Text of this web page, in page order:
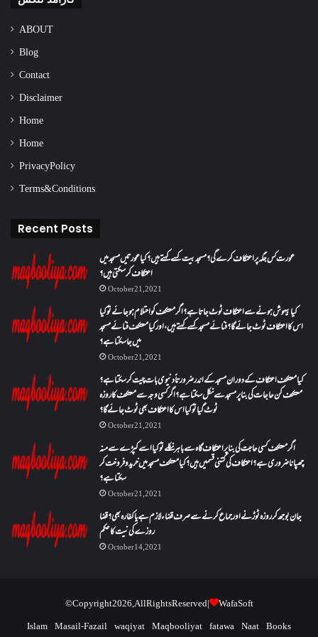
ABOUT
Blog
Contact
Disclaimer
Home
Home
Privacy Policy
Terms & Conditions
Recent Posts
عورت کس جگہ پر اعتکاف کرے گی؟مسجد بیت کسے کہتے ہیں؟کیا عورتیں مسجد میں
اعتکاف کر سکتی ہیں؟
October 21, 2021
کیا بیہوش ہونے سے اعتکاف ٹوٹ جاتا ہے؟ اگر معتکف کو احتلام ہو جائے تو کیا
اس کا اعتکاف ٹوٹ جائے گا؟فنائے مسجد کسے کہتے ہیں ، اور کیا معتکف فنائے مسجد
میں جا سکتا ہے؟
October 21, 2021
کیا معتکف اعتکاف کے دوران مسجد کے اندر ضرورتاً دنیوی بات چیت کر سکتا ہے؟
معتکف کن حاجات کی بنا پر مسجد سے نکل سکتا ہے؟ اگر کسی وجہ سے معتکف کا روزہ
ٹوٹ گیا تو کیا اس کا اعتکاف بھی ٹوٹ جائے گا؟
October 21, 2021
اگر معتکف کسی حاجت کی بنا پر اعتکاف گاہ سے باہر نکلے تو کیا اسے کپڑے سے منہ
چھپانا ضروری ہے؟اعتکاف کی کتنی قسمیں ہیں؟کیا معتکف مسجد میں خرید و فروخت کر
سکتا ہے؟
October 21, 2021
جان بوجھ کر روزہ ٹوڑنے اور جماع کرنے سے صرف قضاء لازم ہے یا کفارہ بھی؟ قضا
روزے کی نیت کا حکم
October 14, 2021
© Copyright 2026, All Rights Reserved |
WafaSoft
Islam Masail-Fazail waqiyat Maqbooliyat fatawa Naat Books